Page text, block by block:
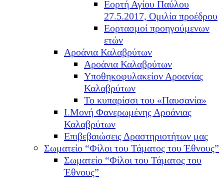
Εορτή Αγίου Παύλου
27.5.2017, Ομιλία προέδρου
Εορτασμοί προηγούμενων
ετών
Αροάνια Καλαβρύτων
Αροάνια Καλαβρύτων
Υποθηκοφυλακείον Αροανίας
Καλαβρύτων
Το κυπαρίσσι του «Παυσανία»
Ι.Μονή Φανερωμένης Αροάνιας
Καλαβρύτων
Επιβεβαιώσεις Δραστηριοτήτων μας
Σωματείο “Φίλοι του Τάματος του Έθνους”
Σωματείο “Φίλοι του Τάματος του
Έθνους”